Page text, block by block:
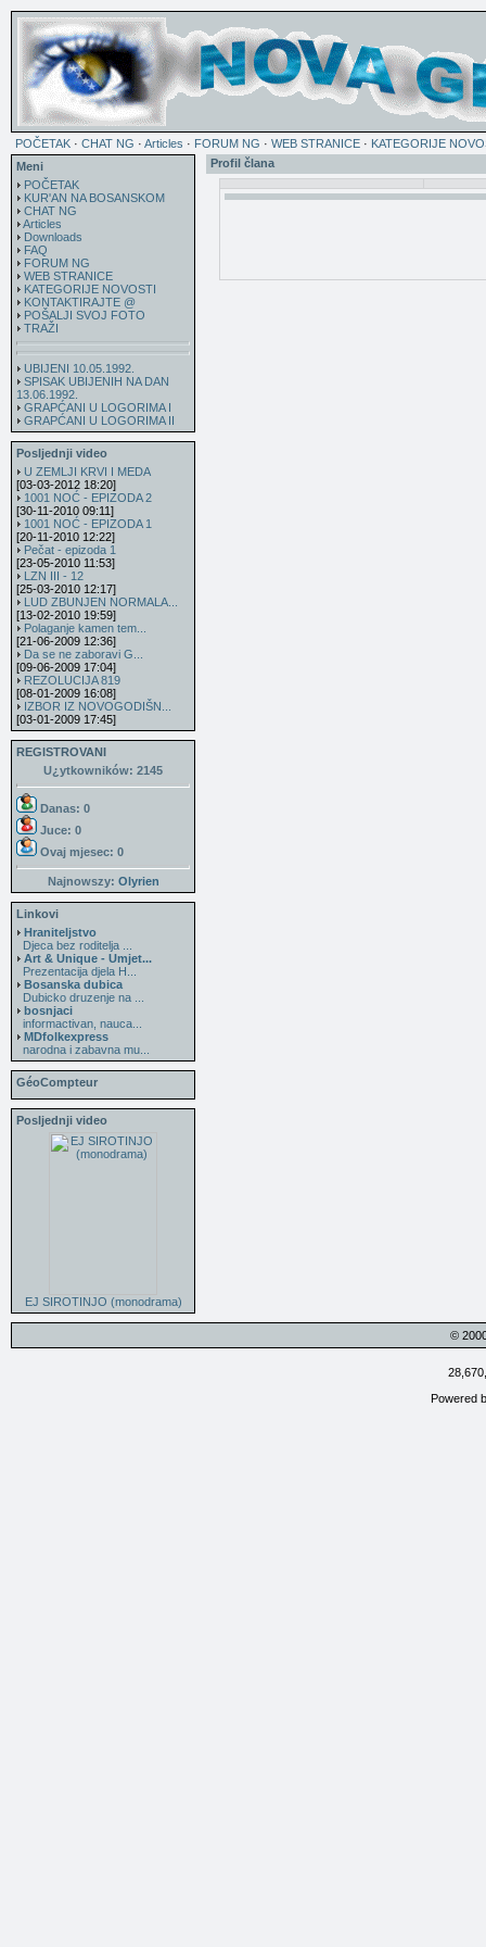
POČETAK · CHAT NG · Articles · FORUM NG · WEB STRANICE · KATEGORIJE
Meni
POČETAK
KUR'AN NA BOSANSKOM
CHAT NG
Articles
Downloads
FAQ
FORUM NG
WEB STRANICE
KATEGORIJE NOVOSTI
KONTAKTIRAJTE @
POŠALJI SVOJ FOTO
TRAŽI
UBIJENI 10.05.1992.
SPISAK UBIJENIH NA DAN
13.06.1992.
GRAPĆANI U LOGORIMA I
GRAPĆANI U LOGORIMA II
Posljednji video
U ZEMLJI KRVI I MEDA
[03-03-2012 18:20]
1001 NOĆ - EPIZODA 2
[30-11-2010 09:11]
1001 NOĆ - EPIZODA 1
[20-11-2010 12:22]
Pečat - epizoda 1
[23-05-2010 11:53]
LZN III - 12
[25-03-2010 12:17]
LUD ZBUNJEN NORMALA...
[13-02-2010 19:59]
Polaganje kamen tem...
[21-06-2009 12:36]
Da se ne zaboravi G...
[09-06-2009 17:04]
REZOLUCIJA 819
[08-01-2009 16:08]
IZBOR IZ NOVOGODIŠN...
[03-01-2009 17:45]
REGISTROVANI
U¿ytkowników: 2145
Danas: 0
Juce: 0
Ovaj mjesec: 0
Najnowszy: Olyrien
Linkovi
Hraniteljstvo
Djeca bez roditelja ...
Art & Unique - Umjet...
Prezentacija djela H...
Bosanska dubica
Dubicko druzenje na ...
bosnjaci
informactivan, nauca...
MDfolkexpress
narodna i zabavna mu...
GéoCompteur
Posljednji video
EJ SIROTINJO (monodrama)
Profil člana
©
Powered